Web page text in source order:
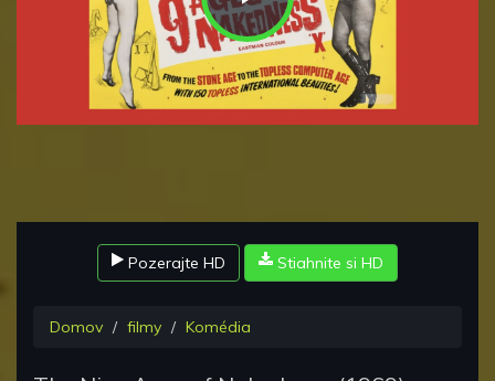
Play
Video
Pozerajte HD Stiahnite si HD
Domov filmy Komédia